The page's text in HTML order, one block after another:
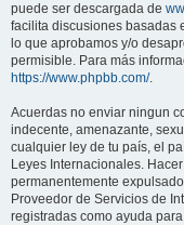
puede ser descargada de
facilita discusiones basadas
lo que aprobamos y/o
permisible. Para más
https://www.phpbb.com/.
Acuerdas no enviar ningun
indecente, amenazante,
cualquier ley de tu país, el
Leyes Internacionales.
permanentemente
Proveedor de Servicios de
registradas como ayuda